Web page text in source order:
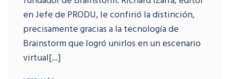
en Jefe de PRODU, le confirió la distinción,
precisamente gracias a la tecnología de
Brainstorm que logró unirlos en un escenario
virtual[...]